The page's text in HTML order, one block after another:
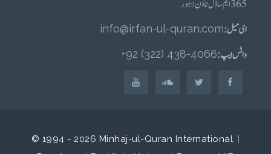
365 ایم، ماڈل ٹاؤن لاہور
ای میل :info@irfan-ul-quran.com
واٹس ایپ :4066-438 (322) 92+
© 1994 - 2026 Minhaj-ul-Quran International.
|